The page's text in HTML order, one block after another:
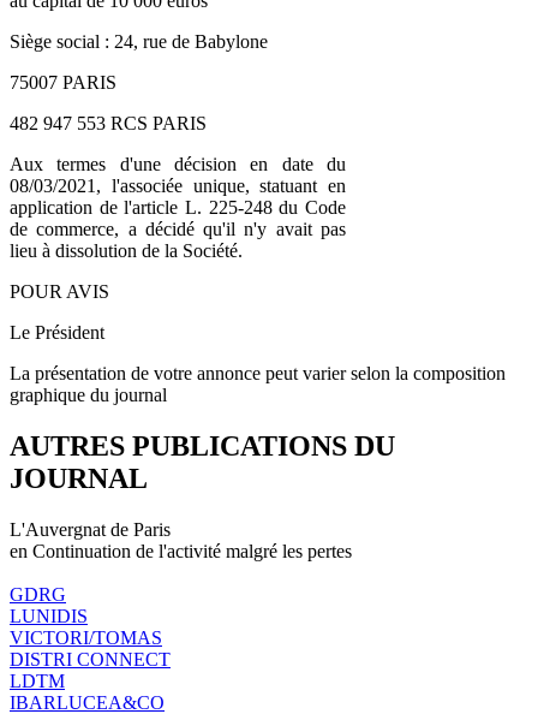
Siège social : 24, rue de Babylone
75007 PARIS
482 947 553 RCS PARIS
Aux termes d'une décision en date du
08/03/2021, l'associée unique, statuant en
application de l'article L. 225-248 du Code
de commerce, a décidé qu'il n'y avait pas
lieu à dissolution de la Société.
POUR AVIS
Le Président
La présentation de votre annonce peut varier selon la composition
graphique du journal
AUTRES PUBLICATIONS DU
JOURNAL
L'Auvergnat de Paris
en Continuation de l'activité malgré les pertes
GDRG
LUNIDIS
VICTORI/TOMAS
DISTRI CONNECT
LDTM
IBARLUCEA&CO